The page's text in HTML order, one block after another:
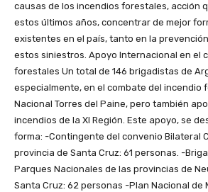
causas de los incendios forestales, acción
estos últimos años, concentrar de mejor
existentes en el país, tanto en la
estos siniestros. Apoyo Internacional en el
forestales Un total de 146 brigadistas de
especialmente, en el combate del incendio
Nacional Torres del Paine, pero también
incendios de la XI Región. Este apoyo, se
forma: -Contingente del convenio Bilateral
provincia de Santa Cruz: 61 personas. -
Parques Nacionales de las provincias de
Santa Cruz: 62 personas -Plan Nacional de